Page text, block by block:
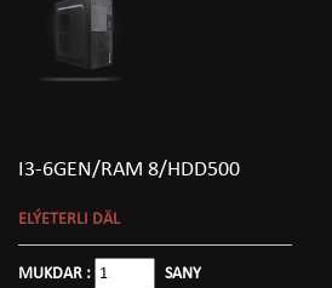
I3-6GEN/RAM 8/HDD500
ELÝETERLI DÄL
MUKDAR : SANY